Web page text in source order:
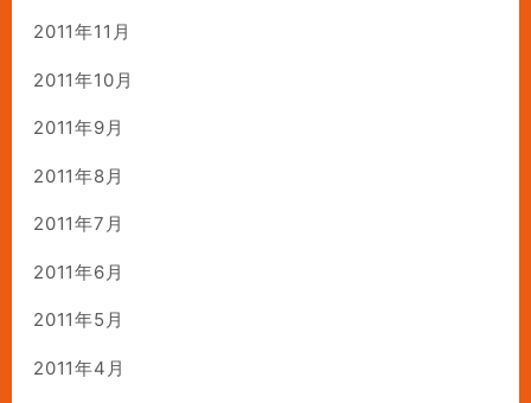
2011年11月
2011年10月
2011年9月
2011年8月
2011年7月
2011年6月
2011年5月
2011年4月